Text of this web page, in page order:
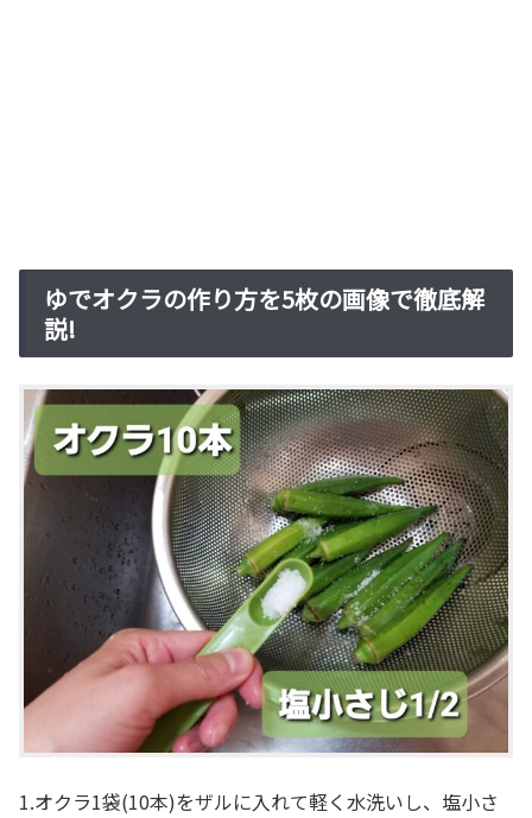
ゆでオクラの作り方を5枚の画像で徹底解
説!
1.オクラ1袋(10本)をザルに入れて軽く水洗いし、塩小さ